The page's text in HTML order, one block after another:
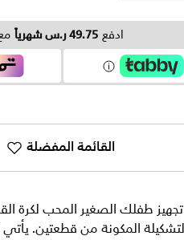
ادفع 49.75 ر.س شهرياً
القائمة المفضلة
طفلك الصغير المحب لكرة
المكونة من قطعتين.